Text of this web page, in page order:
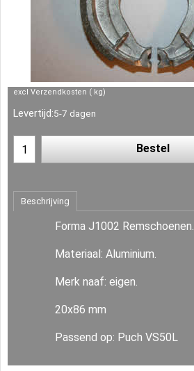
excl Verzendkosten kg
Levertijd:5-7 dagen
Bestel
Beschrijving
Forma J1002 Remschoenen.
Materiaal: Aluminium.
Merk naaf: eigen.
20x86 mm
Passend op: Puch VS50L